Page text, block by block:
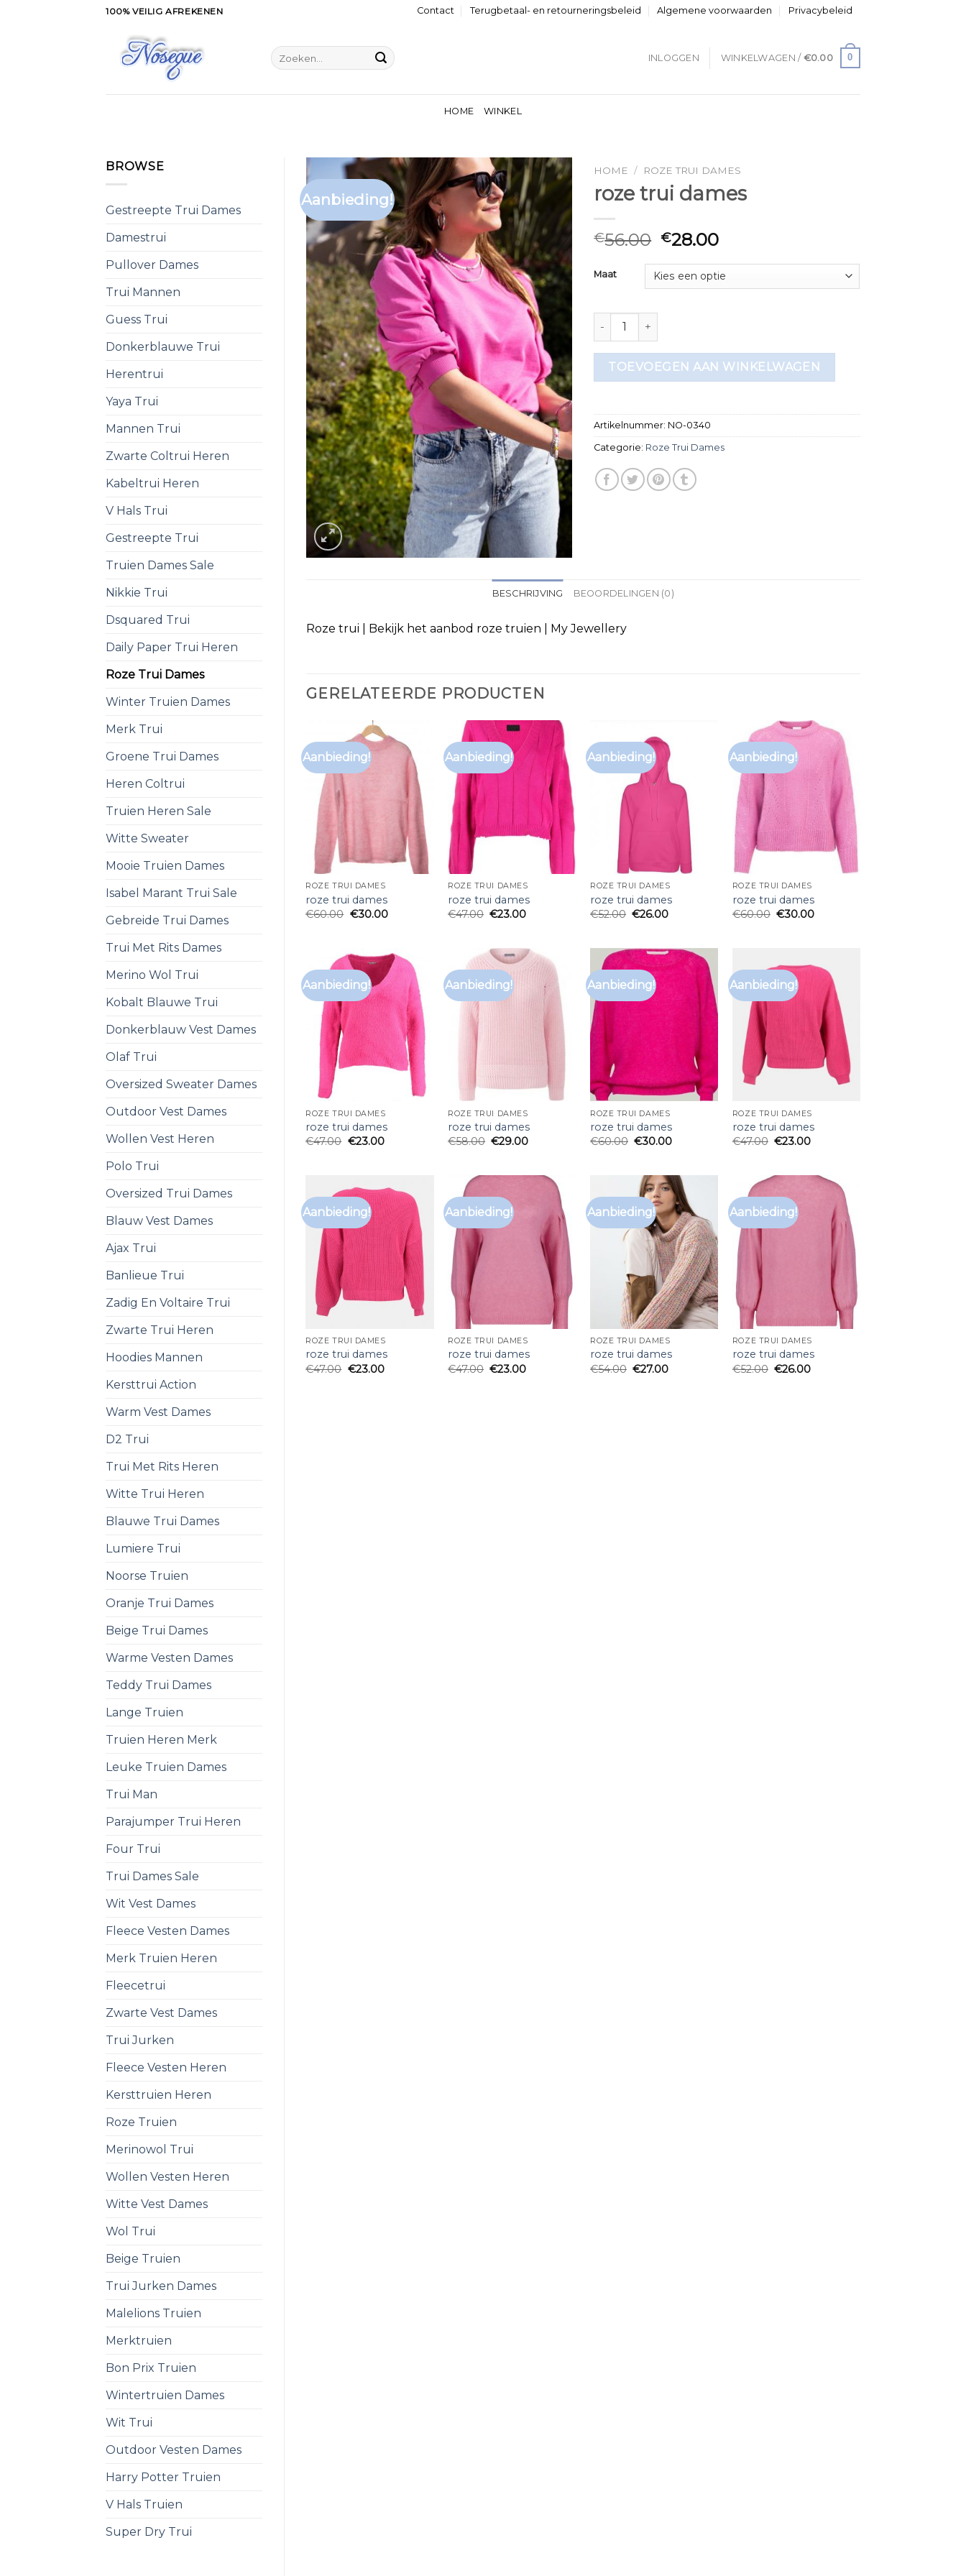
100% VEILIG AFREKENEN Contact Terugbetaal- en retourneringsbeleid Algemene voorwaarden Privacybeleid
Zoeken
naar:
INLOGGEN WINKELWAGEN / €0.00 0
HOME WINKEL
BROWSE
Gestreepte Trui Dames
Damestrui
Pullover Dames
Trui Mannen
Guess Trui
Donkerblauwe Trui
Herentrui
Yaya Trui
Mannen Trui
Zwarte Coltrui Heren
Kabeltrui Heren
V Hals Trui
Gestreepte Trui
Truien Dames Sale
Nikkie Trui
Dsquared Trui
Daily Paper Trui Heren
Roze Trui Dames
Winter Truien Dames
Merk Trui
Groene Trui Dames
Heren Coltrui
Truien Heren Sale
Witte Sweater
Mooie Truien Dames
Isabel Marant Trui Sale
Gebreide Trui Dames
Trui Met Rits Dames
Merino Wol Trui
Kobalt Blauwe Trui
Donkerblauw Vest Dames
Olaf Trui
Oversized Sweater Dames
Outdoor Vest Dames
Wollen Vest Heren
Polo Trui
Oversized Trui Dames
Blauw Vest Dames
Ajax Trui
Banlieue Trui
Zadig En Voltaire Trui
Zwarte Trui Heren
Hoodies Mannen
Kersttrui Action
Warm Vest Dames
D2 Trui
Trui Met Rits Heren
Witte Trui Heren
Blauwe Trui Dames
Lumiere Trui
Noorse Truien
Oranje Trui Dames
Beige Trui Dames
Warme Vesten Dames
Teddy Trui Dames
Lange Truien
Truien Heren Merk
Leuke Truien Dames
Trui Man
Parajumper Trui Heren
Four Trui
Trui Dames Sale
Wit Vest Dames
Fleece Vesten Dames
Merk Truien Heren
Fleecetrui
Zwarte Vest Dames
Trui Jurken
Fleece Vesten Heren
Kersttruien Heren
Roze Truien
Merinowol Trui
Wollen Vesten Heren
Witte Vest Dames
Wol Trui
Beige Truien
Trui Jurken Dames
Malelions Truien
Merktruien
Bon Prix Truien
Wintertruien Dames
Wit Trui
Outdoor Vesten Dames
Harry Potter Truien
V Hals Truien
Super Dry Trui
Aanbieding!
HOME / ROZE TRUI DAMES
roze trui dames
€56.00 €28.00
Maat
roze trui dames aantal
TOEVOEGEN AAN WINKELWAGEN
Artikelnummer: NO-0340
Categorie: Roze Trui Dames
BESCHRIJVING BEOORDELINGEN (0)
Roze trui | Bekijk het aanbod roze truien | My Jewellery
GERELATEERDE PRODUCTEN
Aanbieding!
ROZE TRUI DAMES
roze trui dames
€60.00 €30.00
Aanbieding!
ROZE TRUI DAMES
roze trui dames
€47.00 €23.00
Aanbieding!
ROZE TRUI DAMES
roze trui dames
€52.00 €26.00
Aanbieding!
ROZE TRUI DAMES
roze trui dames
€60.00 €30.00
Aanbieding!
ROZE TRUI DAMES
roze trui dames
€47.00 €23.00
Aanbieding!
ROZE TRUI DAMES
roze trui dames
€58.00 €29.00
Aanbieding!
ROZE TRUI DAMES
roze trui dames
€60.00 €30.00
Aanbieding!
ROZE TRUI DAMES
roze trui dames
€47.00 €23.00
Aanbieding!
ROZE TRUI DAMES
roze trui dames
€47.00 €23.00
Aanbieding!
ROZE TRUI DAMES
roze trui dames
€47.00 €23.00
Aanbieding!
ROZE TRUI DAMES
roze trui dames
€54.00 €27.00
Aanbieding!
ROZE TRUI DAMES
roze trui dames
€52.00 €26.00